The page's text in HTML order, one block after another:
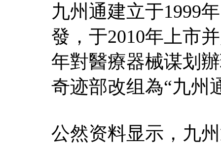
九州通建立于1999
發，于2010年上市
年對醫療器械谋划
奇迹部改组為“九州
公然资料显示，九